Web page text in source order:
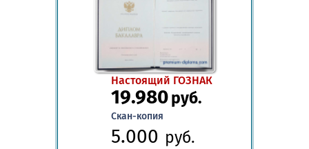
Настоящий ГОЗНАК
19.980руб.
Скан-копия
5.000 руб.